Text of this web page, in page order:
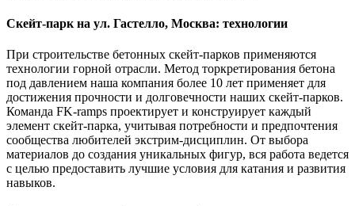
Скейт-парк на ул. Гастелло, Москва: технологии
При строительстве бетонных скейт-парков применяются
технологии горной отрасли. Метод торкретирования бетона
под давлением наша компания более 10 лет применяет для
достижения прочности и долговечности наших скейт-парков.
Команда FK-ramps проектирует и конструирует каждый
элемент скейт-парка, учитывая потребности и предпочтения
сообщества любителей экстрим-дисциплин. От выбора
материалов до создания уникальных фигур, вся работа ведется
с целью предоставить лучшие условия для катания и развития
навыков.